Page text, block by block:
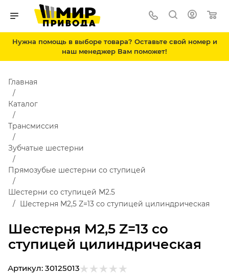
Нужна помощь в выборе товара? Оставьте свой номер и
наш менеджер Вам поможет!
Шестерня M2,5 Z=13 со
ступицей цилиндрическая
Главная
Каталог
Трансмиссия
Зубчатые шестерни
Прямозубые шестерни со ступицей
Шестерни со ступицей М2.5
Шестерня M2,5 Z=13 со ступицей цилиндрическая
Артикул: 30125013